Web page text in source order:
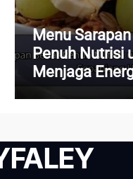
Menu
Penuh Nutrisi
Menjaga